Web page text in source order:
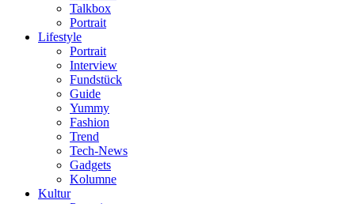
Talkbox
Portrait
Lifestyle
Portrait
Interview
Fundstück
Guide
Yummy
Fashion
Trend
Tech-News
Gadgets
Kolumne
Kultur